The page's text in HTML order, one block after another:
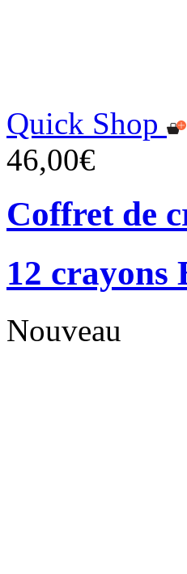
Quick Shop
46,00€
Coffret de
12 crayons
Nouveau